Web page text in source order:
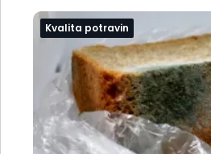
Kvalita potravin